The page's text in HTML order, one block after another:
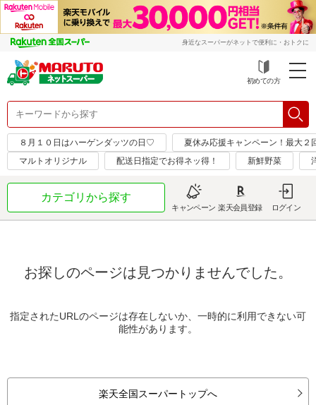
身近なスーパーがネットで便利に・おトクに
初めての方
８月１０日はハーゲンダッツの日♡
夏休み応援キャンペーン！最大２
マルトオリジナル
配送日指定でお得ネッ得！ 新鮮野菜
カテゴリから探す
キャンペーン 楽天会員登録 ログイン
お探しのページは見つかりませんでした。
指定されたURLのページは存在しないか、一時的に利用できない可
能性があります。
楽天全国スーパートップへ